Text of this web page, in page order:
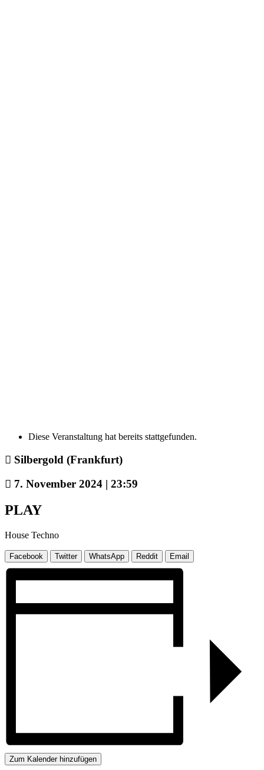
Diese Veranstaltung hat bereits stattgefunden.
Silbergold (Frankfurt)
7. November 2024 | 23:59
PLAY
House Techno
Facebook Twitter WhatsApp Reddit Email
Zum Kalender hinzufügen